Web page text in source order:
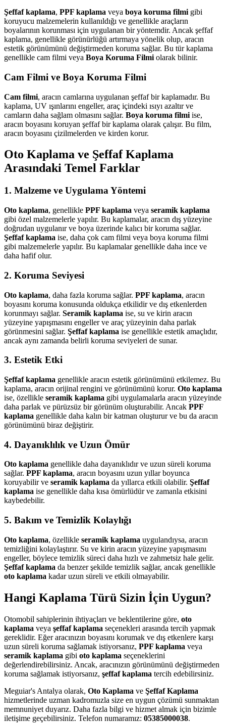
Şeffaf kaplama, PPF kaplama veya boya koruma filmi gibi
koruyucu malzemelerin kullanıldığı ve genellikle araçların
boyalarının korunması için uygulanan bir yöntemdir. Ancak şeffaf
kaplama, genellikle görünürlüğü artırmaya yönelik olup, aracın
estetik görünümünü değiştirmeden koruma sağlar. Bu tür kaplama
genellikle cam filmi veya Boya Koruma Filmi olarak bilinir.
Cam Filmi ve Boya Koruma Filmi
Cam filmi, aracın camlarına uygulanan şeffaf bir kaplamadır. Bu
kaplama, UV ışınlarını engeller, araç içindeki ısıyı azaltır ve
camların daha sağlam olmasını sağlar. Boya koruma filmi ise,
aracın boyasını koruyan şeffaf bir kaplama olarak çalışır. Bu film,
aracın boyasını çizilmelerden ve kirden korur.
Oto Kaplama ve Şeffaf Kaplama
Arasındaki Temel Farklar
1. Malzeme ve Uygulama Yöntemi
Oto kaplama, genellikle PPF kaplama veya seramik kaplama
gibi özel malzemelerle yapılır. Bu kaplamalar, aracın dış yüzeyine
doğrudan uygulanır ve boya üzerinde kalıcı bir koruma sağlar.
Şeffaf kaplama ise, daha çok cam filmi veya boya koruma filmi
gibi malzemelerle yapılır. Bu kaplamalar genellikle daha ince ve
daha hafif olur.
2. Koruma Seviyesi
Oto kaplama, daha fazla koruma sağlar. PPF kaplama, aracın
boyasını koruma konusunda oldukça etkilidir ve dış etkenlerden
korunmayı sağlar. Seramik kaplama ise, su ve kirin aracın
yüzeyine yapışmasını engeller ve araç yüzeyinin daha parlak
görünmesini sağlar. Şeffaf kaplama ise genellikle estetik amaçlıdır,
ancak aynı zamanda belirli koruma seviyeleri de sunar.
3. Estetik Etki
Şeffaf kaplama genellikle aracın estetik görünümünü etkilemez. Bu
kaplama, aracın orijinal rengini ve görünümünü korur. Oto kaplama
ise, özellikle seramik kaplama gibi uygulamalarla aracın yüzeyinde
daha parlak ve pürüzsüz bir görünüm oluşturabilir. Ancak PPF
kaplama genellikle daha kalın bir katman oluşturur ve bu da aracın
görünümünü biraz değiştirir.
4. Dayanıklılık ve Uzun Ömür
Oto kaplama genellikle daha dayanıklıdır ve uzun süreli koruma
sağlar. PPF kaplama, aracın boyasını uzun yıllar boyunca
koruyabilir ve seramik kaplama da yıllarca etkili olabilir. Şeffaf
kaplama ise genellikle daha kısa ömürlüdür ve zamanla etkisini
kaybedebilir.
5. Bakım ve Temizlik Kolaylığı
Oto kaplama, özellikle seramik kaplama uygulandıysa, aracın
temizliğini kolaylaştırır. Su ve kirin aracın yüzeyine yapışmasını
engeller, böylece temizlik süreci daha hızlı ve zahmetsiz hale gelir.
Şeffaf kaplama da benzer şekilde temizlik sağlar, ancak genellikle
oto kaplama kadar uzun süreli ve etkili olmayabilir.
Hangi Kaplama Türü Sizin İçin Uygun?
Otomobil sahiplerinin ihtiyaçları ve beklentilerine göre, oto
kaplama veya şeffaf kaplama seçenekleri arasında tercih yapmak
gereklidir. Eğer aracınızın boyasını korumak ve dış etkenlere karşı
uzun süreli koruma sağlamak istiyorsanız, PPF kaplama veya
seramik kaplama gibi oto kaplama seçeneklerini
değerlendirebilirsiniz. Ancak, aracınızın görünümünü değiştirmeden
koruma sağlamak istiyorsanız, şeffaf kaplama tercih edebilirsiniz.
Meguiar's Antalya olarak, Oto Kaplama ve Şeffaf Kaplama
hizmetlerinde uzman kadromuzla size en uygun çözümü sunmaktan
memnuniyet duyarız. Daha fazla bilgi ve hizmet almak için bizimle
iletişime geçebilirsiniz. Telefon numaramız: 05385000038.